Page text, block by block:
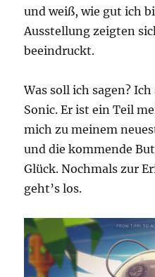
und weiß, wie gut ich
Ausstellung zeigten
beeindruckt.
Was soll ich sagen?
Sonic. Er ist ein Teil
mich zu meinem
und die kommende
Glück. Nochmals zur
geht’s los.